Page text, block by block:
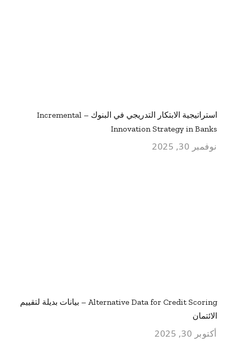
استراتيجية الابتكار التدريجي في البنوك – Incremental
Innovation Strategy in Banks
نوفمبر 30, 2025
Alternative Data for Credit Scoring – بيانات بديلة لتقييم
الائتمان
أكتوبر 30, 2025